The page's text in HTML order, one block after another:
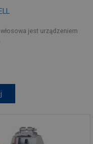
włosowa jest urządzeniem